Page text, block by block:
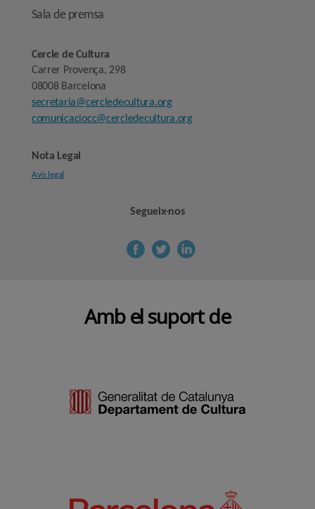
Sala de premsa
Cercle de Cultura
Carrer Provença, 298
08008 Barcelona
secretaria@cercledecultura.org
comunicaciocc@cercledecultura.org
Nota Legal
Avís legal
Segueix-nos
Amb el suport de